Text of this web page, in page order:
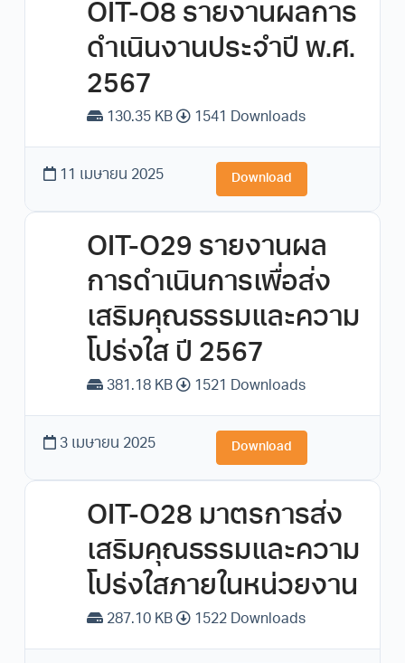
OIT-O8 รายงานผลการ
ดำเนินงานประจำปี พ.ศ.
2567
130.35 KB 1541 Downloads
11 เมษายน 2025 Download
OIT-O29 รายงานผล
การดำเนินการเพื่อส่ง
เสริมคุณธรรมและความ
โปร่งใส ปี 2567
381.18 KB 1521 Downloads
3 เมษายน 2025 Download
OIT-O28 มาตรการส่ง
เสริมคุณธรรมและความ
โปร่งใสภายในหน่วยงาน
287.10 KB 1522 Downloads